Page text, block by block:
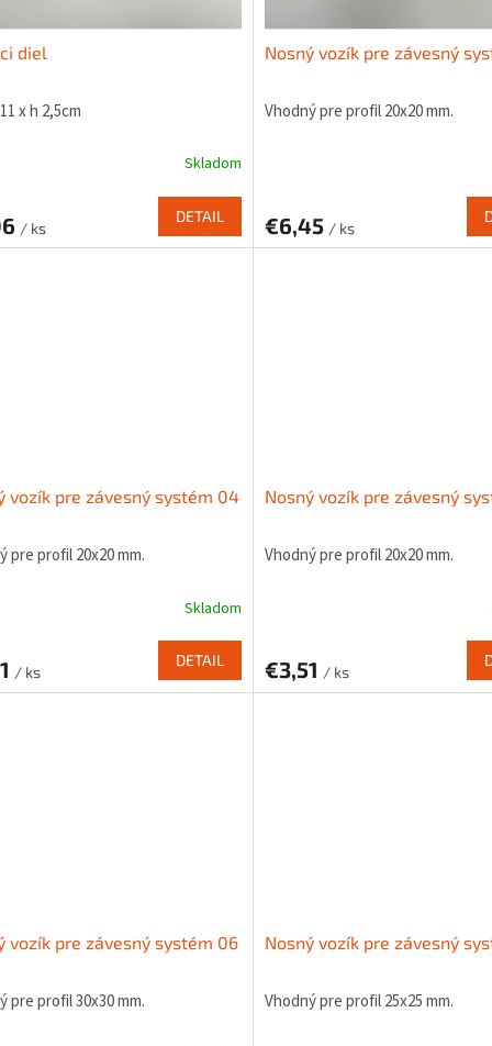
diel
x h 2,5cm
Skladom
/ ks
DETAIL
Nosný vozík pre závesný
Vhodný pre profil 20x20 mm.
€6,45 / ks
vozík pre závesný systém 04
pre profil 20x20 mm.
Skladom
/ ks
DETAIL
Nosný vozík pre závesný
Vhodný pre profil 20x20 mm.
€3,51 / ks
vozík pre závesný systém 06
pre profil 30x30 mm.
Nosný vozík pre závesný
Vhodný pre profil 25x25 mm.